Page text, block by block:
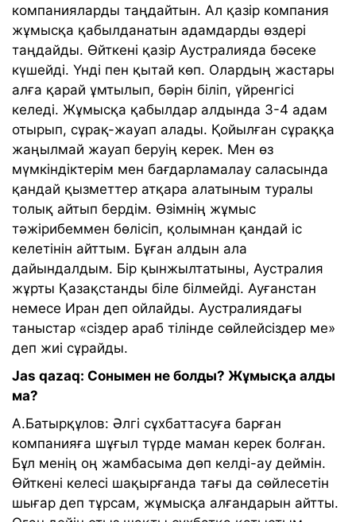
компанияларды таңдайтын. Ал қазір компания
жұмысқа қабылданатын адамдарды өздері
таңдайды. Өйткені қазір Аустралияда бәсеке
күшейді. Үнді пен қытай көп. Олардың жастары
алға қарай ұмтылып, бәрін біліп, үйренгісі
келеді. Жұмысқа қабылдар алдында 3-4 адам
отырып, сұрақ-жауап алады. Қойылған сұраққа
жаңылмай жауап беруің керек. Мен өз
мүмкіндіктерім мен бағдарламалау саласында
қандай қызметтер атқара алатыным туралы
толық айтып бердім. Өзімнің жұмыс
тәжірибеммен бөлісіп, қолымнан қандай іс
келетінін айттым. Бұған алдын ала
дайындалдым. Бір қынжылтатыны, Аустралия
жұрты Қазақстанды біле білмейді. Ауғанстан
немесе Иран деп ойлайды. Аустралиядағы
таныстар «сіздер араб тілінде сөйлейсіздер ме»
деп жиі сұрайды.
Jas qazaq: Сонымен не болды? Жұмысқа алды
ма?
А.Батырқұлов: Әлгі сұхбаттасуға барған
компанияға шұғыл түрде маман керек болған.
Бұл менің оң жамбасыма дөп келді-ау деймін.
Өйткені келесі шақырғанда тағы да сөйлесетін
шығар деп тұрсам, жұмысқа алғандарын айтты.